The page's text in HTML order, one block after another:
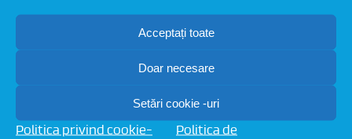
Acceptați toate
Doar necesare
Setări cookie -uri
Politica privind cookie-
Politica de